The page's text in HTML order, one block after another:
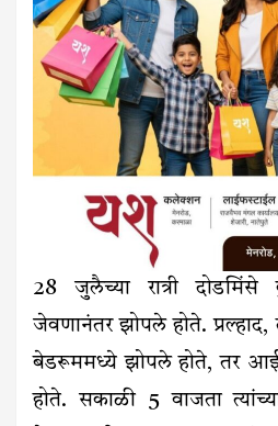
28 जुलैच्या रात्री दोडमिंसे
जेवणानंतर झोपले होते. प्रल्हाद,
बेडरूममध्ये झोपले होते, तर
होते. सकाळी 5 वाजता